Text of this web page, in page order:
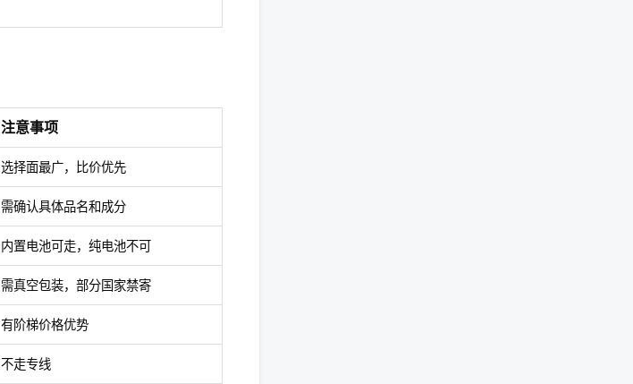
注意事项
选择面最广，比价优先
需确认具体品名和成分
内置电池可走，纯电池不可
需真空包装，部分国家禁寄
有阶梯价格优势
不走专线